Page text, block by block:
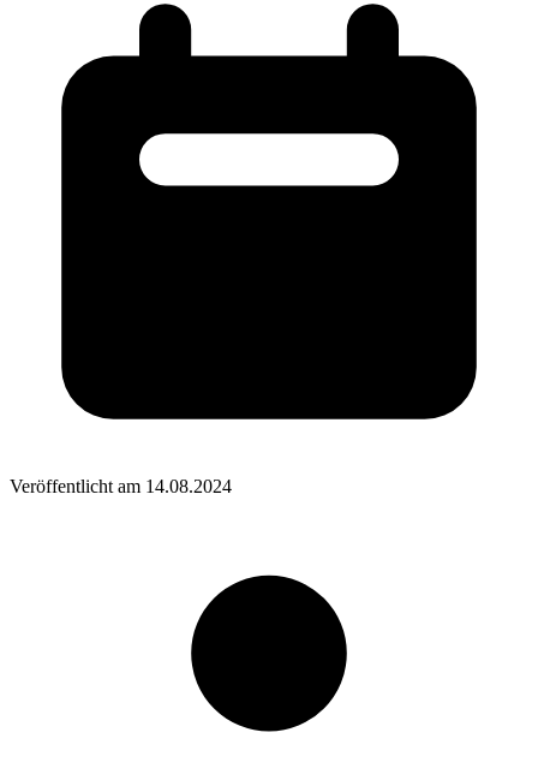
Veröffentlicht am 14.08.2024